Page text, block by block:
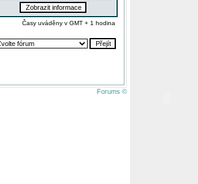
Časy uváděny v GMT + 1 hodina
Forums ©